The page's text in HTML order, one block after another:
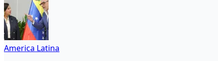
America Latina